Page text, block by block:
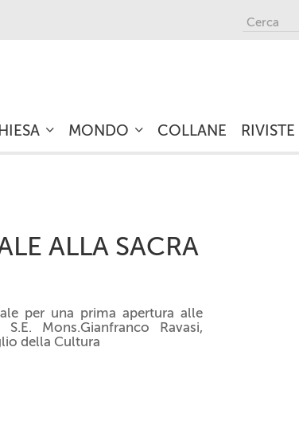
MONDO COLLANE RIVISTE
ALLA SACRA
per una prima apertura alle
Mons.Gianfranco Ravasi,
della Cultura